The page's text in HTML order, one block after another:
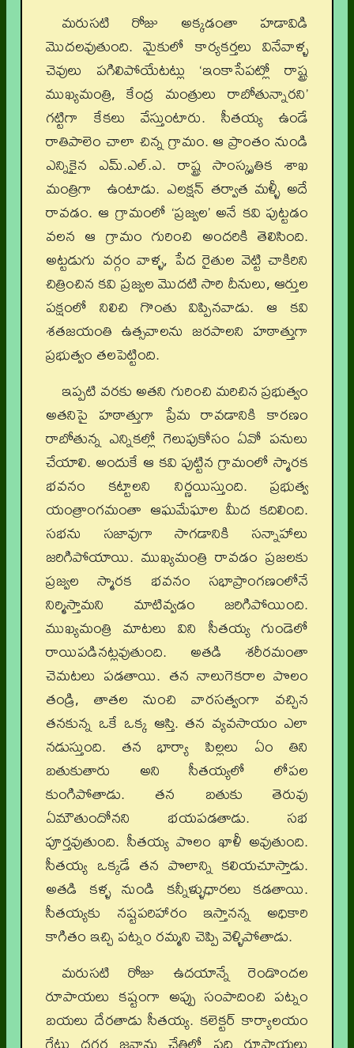
మరుసటి రోజు అక్కడంతా హడావిడి
మొదలవుతుంది. మైకులో కార్యకర్తలు వినేవాళ్ళ
చెవులు పగిలిపోయేటట్లు ‘ఇంకాసేపట్లో రాష్ట్ర
ముఖ్యమంత్రి, కేంద్ర మంత్రులు రాబోతున్నారని’
గట్టిగా కేకలు వేస్తుంటారు. సీతయ్య ఉండే
రాతిపాలెం చాలా చిన్న గ్రామం. ఆ ప్రాంతం నుండి
ఎన్నికైన ఎమ్‌.ఎల్‌.ఎ. రాష్ట్ర సాంస్కృతిక శాఖ
మంత్రిగా ఉంటాడు. ఎలక్షన్‌ తర్వాత మళ్ళీ అదే
రావడం. ఆ గ్రామంలో ‘ప్రజ్వల’ అనే కవి పుట్టడం
వలన ఆ గ్రామం గురించి అందరికి తెలిసింది.
అట్టడుగు వర్గం వాళ్ళ, పేద రైతుల వెట్టి చాకిరిని
చిత్రించిన కవి ప్రజ్వల మొదటి సారి దీనులు, ఆర్తుల
పక్షంలో నిలిచి గొంతు విప్పినవాడు. ఆ కవి
శతజయంతి ఉత్సవాలను జరపాలని హఠాత్తుగా
ప్రభుత్వం తలపెట్టింది.
ఇప్పటి వరకు అతని గురించి మరిచిన ప్రభుత్వం
అతనిపై హఠాత్తుగా ప్రేమ రావడానికి కారణం
రాబోతున్న ఎన్నికల్లో గెలుపుకోసం ఏవో పనులు
చేయాలి. అందుకే ఆ కవి పుట్టిన గ్రామంలో స్మారక
భవనం కట్టాలని నిర్ణయిస్తుంది. ప్రభుత్వ
యంత్రాంగమంతా ఆఘమేఘాల మీద కదిలింది.
సభను సజావుగా సాగడానికి సన్నాహాలు
జరిగిపోయాయి. ముఖ్యమంత్రి రావడం ప్రజలకు
ప్రజ్వల స్మారక భవనం సభాప్రాంగణంలోనే
నిర్మిస్తామని మాటివ్వడం జరిగిపోయింది.
ముఖ్యమంత్రి మాటలు విని సీతయ్య గుండెలో
రాయిపడినట్లవుతుంది. అతడి శరీరమంతా
చెమటలు పడతాయి. తన నాలుగెకరాల పొలం
తండ్రి, తాతల నుంచి వారసత్వంగా వచ్చిన
తనకున్న ఒకే ఒక్క ఆస్తి. తన వ్యవసాయం ఎలా
నడుస్తుంది. తన భార్యా పిల్లలు ఏం తిని
బతుకుతారు అని సీతయ్యలో లోపల
కుంగిపోతాడు. తన బతుకు తెరువు
ఏమౌతుందోనని భయపడతాడు. సభ
పూర్తవుతుంది. సీతయ్య పొలం ఖాళీ అవుతుంది.
సీతయ్య ఒక్కడే తన పొలాన్ని కలియచూస్తాడు.
అతడి కళ్ళ నుండి కన్నీళ్ళుధారలు కడతాయి.
సీతయ్యకు నష్టపరిహారం ఇస్తానన్న అధికారి
కాగితం ఇచ్చి పట్నం రమ్మని చెప్పి వెళ్ళిపోతాడు.
మరుసటి రోజు ఉదయాన్నే రెండొందల
రూపాయలు కష్టంగా అప్పు సంపాదించి పట్నం
బయలు దేరతాడు సీతయ్య. కలెక్టర్‌ కార్యాలయం